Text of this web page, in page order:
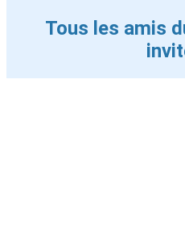
Tous les amis